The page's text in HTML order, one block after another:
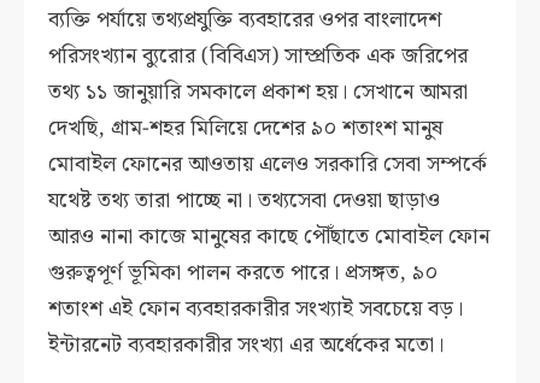
ব্যক্তি পর্যায়ে তথ্যপ্রযুক্তি ব্যবহারের ওপর বাংলাদেশ
পরিসংখ্যান ব্যুরোর (বিবিএস) সাম্প্রতিক এক জরিপের
তথ্য ১১ জানুয়ারি সমকালে প্রকাশ হয়। সেখানে আমরা
দেখছি, গ্রাম-শহর মিলিয়ে দেশের ৯০ শতাংশ মানুষ
মোবাইল ফোনের আওতায় এলেও সরকারি সেবা সম্পর্কে
যথেষ্ট তথ্য তারা পাচ্ছে না। তথ্যসেবা দেওয়া ছাড়াও
আরও নানা কাজে মানুষের কাছে পৌঁছাতে মোবাইল ফোন
গুরুত্বপূর্ণ ভূমিকা পালন করতে পারে। প্রসঙ্গত, ৯০
শতাংশ এই ফোন ব্যবহারকারীর সংখ্যাই সবচেয়ে বড়।
ইন্টারনেট ব্যবহারকারীর সংখ্যা এর অর্ধেকের মতো।